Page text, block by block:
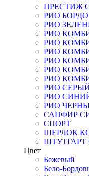
ПРЕСТИЖ
РИО БОРДО
РИО
РИО
РИО
РИО
РИО
РИО
РИО
РИО
РИО
РИО
САПФИР
СПОРТ
ШЕРЛОК
ШТУТГАРТ
Цвет
Бежевый
Бело-